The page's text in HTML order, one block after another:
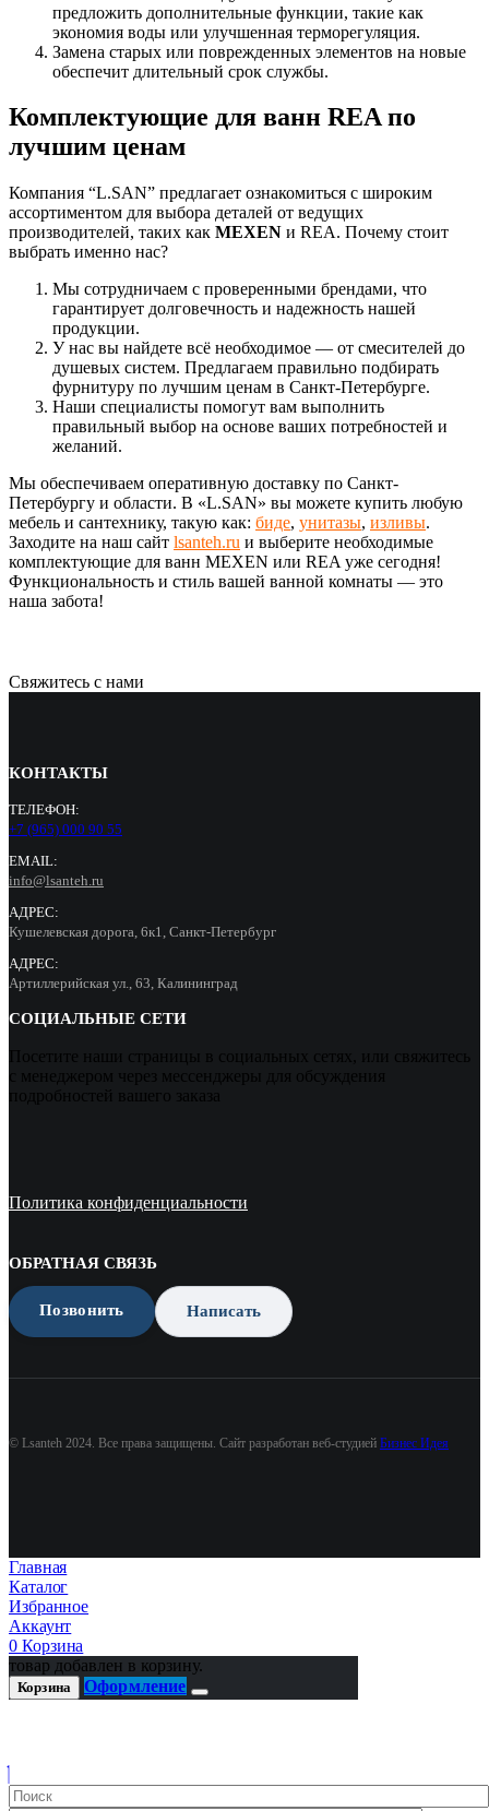
предложить дополнительные функции, такие как
экономия воды или улучшенная терморегуляция.
Замена старых или поврежденных элементов на новые
обеспечит длительный срок службы.
Комплектующие для ванн REAпо
лучшим ценам
Компания “L.SAN” предлагает ознакомиться с широким
ассортиментом для выбора деталей от ведущих
производителей, таких как MEXEN и REA. Почему стоит
выбрать именно нас?
Мы сотрудничаем с проверенными брендами, что
гарантирует долговечность и надежность нашей
продукции.
У нас вы найдете всё необходимое — от смесителей до
душевых систем. Предлагаем правильно подбирать
фурнитуру по лучшим ценам в Санкт-Петербурге.
Наши специалисты помогут вам выполнить
правильный выбор на основе ваших потребностей и
желаний.
Мы обеспечиваем оперативную доставку по Санкт-
Петербургу и области. В «L.SAN» вы можете купить любую
мебель и сантехнику, такую как: биде, унитазы, изливы.
Заходите на наш сайт lsanteh.ru и выберите необходимые
комплектующие для ванн MEXEN или REA уже сегодня!
Функциональность и стиль вашей ванной комнаты — это
наша забота!
Свяжитесь с нами
КОНТАКТЫ
ТЕЛЕФОН:
+7 (965) 000 90 55
EMAIL:
info@lsanteh.ru
АДРЕС:
Кушелевская дорога, 6к1, Санкт-Петербург
АДРЕС:
Артиллерийская ул., 63, Калининград
СОЦИАЛЬНЫЕ СЕТИ
Посетите наши страницы в социальных сетях, или свяжитесь
с менеджером через мессенджеры для обсуждения
подробностей вашего заказа
Политика конфиденциальности
ОБРАТНАЯ СВЯЗЬ
Позвонить Написать
© Lsanteh 2024. Все права защищены. Сайт разработан веб-студией Бизнес Идея
Главная
Каталог
Избранное
Аккаунт
0 Корзина
товар добавлен в корзину.
Корзина Оформление